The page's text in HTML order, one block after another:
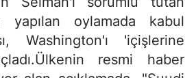
yapılan oylamada kabul
Washington'ı 'içişlerine
resmi haber